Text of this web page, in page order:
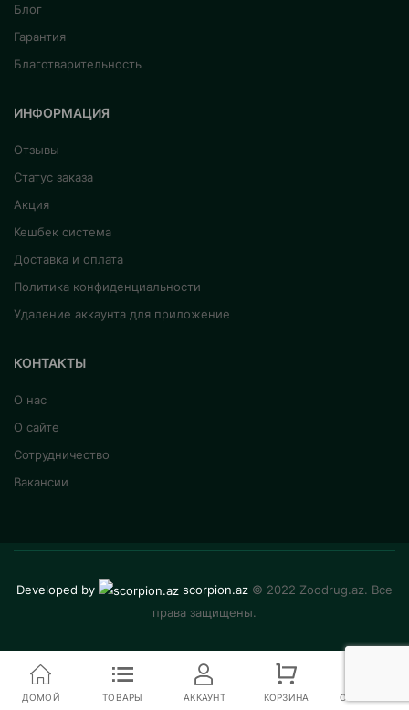
Блог
Гарантия
Благотварительность
ИНФОРМАЦИЯ
Отзывы
Статус заказа
Акция
Кешбек система
Доставка и оплата
Политика конфиденциальности
Удаление аккаунта для приложение
КОНТАКТЫ
О нас
О сайте
Сотрудничество
Вакансии
Developed by scorpion.az © 2022 Zoodrug.az. Все
права защищены.
ДОМОЙ ТОВАРЫ АККАУНТ КОРЗИНА СРАВНЕНИЕ